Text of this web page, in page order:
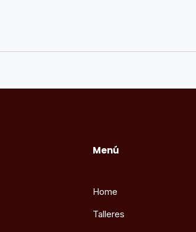
Menú
Home
Talleres